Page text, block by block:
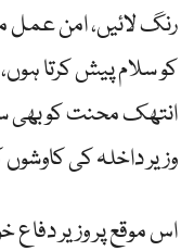
رنگ لائیں، امن عمل
کو سلام پیش کرتا
انتھک محنت کو بھی
وزیر داخلہ کی کاوشوں
اس موقع پر وزیر